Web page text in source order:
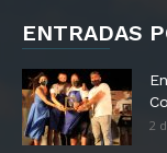
ENTRADAS
2